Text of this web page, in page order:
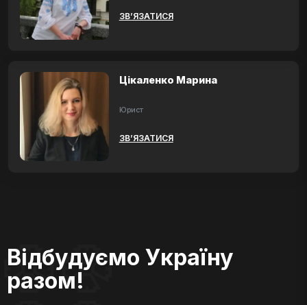
ЗВ’ЯЗАТИСЯ
Цікаленко Марина
Юрист
ЗВ’ЯЗАТИСЯ
Відбудуємо Україну
разом!